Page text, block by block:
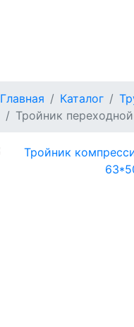
Главная Каталог
Тройник